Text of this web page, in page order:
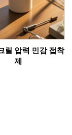
릴 압력 민감 접착
제